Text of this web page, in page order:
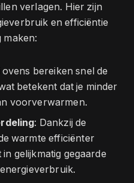
verlagen. Hier zijn
en efficiëntie
maken:
ovens bereiken snel de
betekent dat je minder
voorverwarmen.
: Dankzij de
warmte efficiënter
gelijkmatig gegaarde